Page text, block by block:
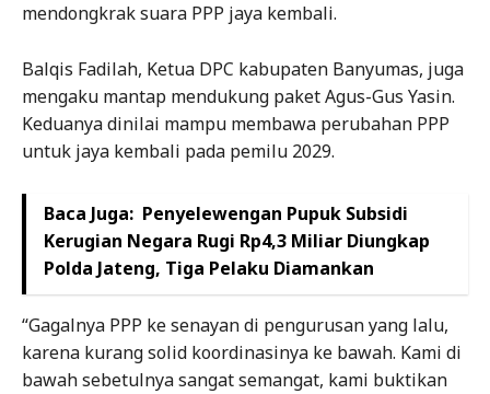
mendongkrak suara PPP jaya kembali.
Balqis Fadilah, Ketua DPC kabupaten Banyumas, juga
mengaku mantap mendukung paket Agus-Gus Yasin.
Keduanya dinilai mampu membawa perubahan PPP
untuk jaya kembali pada pemilu 2029.
Baca Juga: Penyelewengan Pupuk Subsidi
Kerugian Negara Rugi Rp4,3 Miliar Diungkap
Polda Jateng, Tiga Pelaku Diamankan
“Gagalnya PPP ke senayan di pengurusan yang lalu,
karena kurang solid koordinasinya ke bawah. Kami di
bawah sebetulnya sangat semangat, kami buktikan